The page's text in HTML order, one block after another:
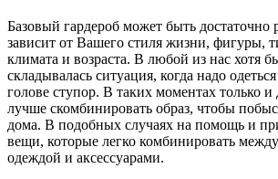
Базовый гардероб может быть достаточно
зависит от Вашего стиля жизни, фигуры,
климата и возраста. В любой из нас хотя
складывалась ситуация, когда надо
голове ступор. В таких моментах только и
лучше скомбинировать образ, чтобы
дома. В подобных случаях на помощь и
вещи, которые легко комбинировать
одеждой и аксессуарами.